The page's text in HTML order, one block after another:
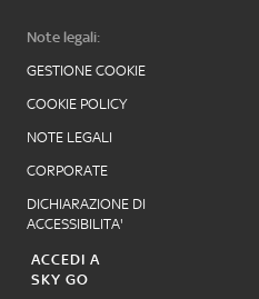
Note legali:
GESTIONE COOKIE
COOKIE POLICY
NOTE LEGALI
CORPORATE
DICHIARAZIONE DI
ACCESSIBILITA'
ACCEDI A
SKY GO